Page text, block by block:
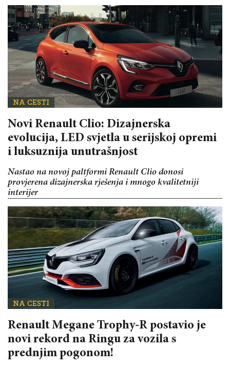
NA CESTI
Novi Renault Clio: Dizajnerska
evolucija, LED svjetla u serijskoj opremi
i luksuznija unutrašnjost
Nastao na novoj paltformi Renault Clio donosi
provjerena dizajnerska rješenja i mnogo kvalitetniji
interijer
NA CESTI
Renault Megane Trophy-R postavio je
novi rekord na Ringu za vozila s
prednjim pogonom!